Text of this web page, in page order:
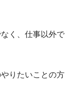
く、仕事以外で
りたいことの方